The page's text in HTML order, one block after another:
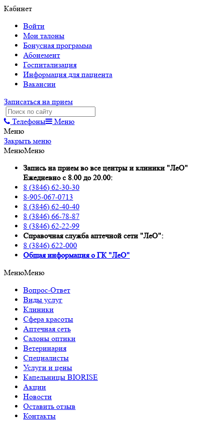
Кабинет
Войти
Мои талоны
Бонусная программа
Абонемент
Госпитализация
Информация для пациента
Вакансии
Записаться на прием
Телефоны
Меню
Меню
Закрыть меню
МенюМеню
Запись на прием во все центры и клиники "ЛеО"
Ежедневно с 8.00 до 20.00:
8 (3846) 62-30-30
8-905-067-0713
8 (3846) 62-40-40
8 (3846) 66-78-87
8 (3846) 62-22-99
Справочная служба аптечной сети "ЛеО":
8 (3846) 622-000
Oбщая информация о ГК "ЛеО"
МенюМеню
Вопрос-Ответ
Виды услуг
Клиники
Сфера красоты
Аптечная сеть
Салоны оптики
Ветеринария
Специалисты
Услуги и цены
Капельницы BIORISE
Акции
Новости
Оставить отзыв
Контакты